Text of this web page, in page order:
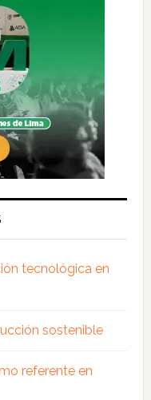
tecnológica en
sostenible
referente en